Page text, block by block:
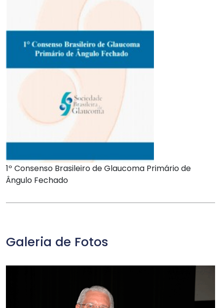
1º Consenso Brasileiro de Glaucoma Primário de
Ângulo Fechado
Galeria de Fotos